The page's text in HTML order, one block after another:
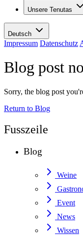
Ihre Vorteile
Werte
Geschichte
Les Moby
Kontakte
Unsere Tenutas
Deutsch
Impressum Datenschutz
Blog post
Sorry, the blog post
Return to Blog
Fusszeile
Blog
Weine
Event
News
Wissen